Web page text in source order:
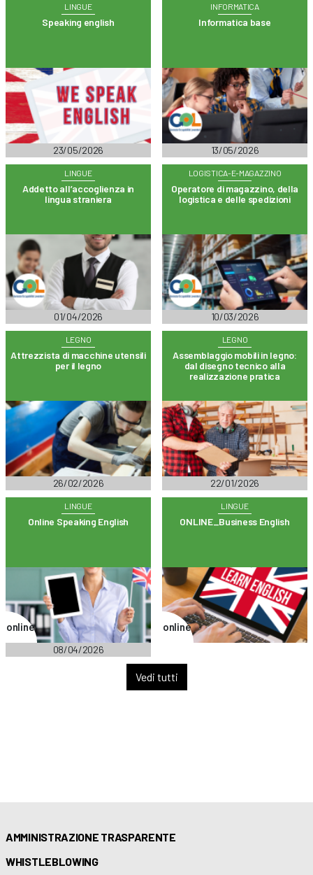
LINGUE
Speaking english
23/05/2026
INFORMATICA
Informatica base
13/05/2026
LINGUE
Addetto all’accoglienza in
lingua straniera
01/04/2026
LOGISTICA-E-MAGAZZINO
Operatore di magazzino, della
logistica e delle spedizioni
10/03/2026
LEGNO
Attrezzista di macchine utensili
per il legno
26/02/2026
LEGNO
Assemblaggio mobili in legno:
dal disegno tecnico alla
realizzazione pratica
22/01/2026
LINGUE
Online Speaking English
08/04/2026
online
LINGUE
ONLINE_Business English
online
Vedi tutti
AMMINISTRAZIONE TRASPARENTE
WHISTLEBLOWING